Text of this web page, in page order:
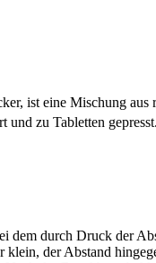
ist eine Mischung
zu Tabletten
dem durch Druck der
der Abstand